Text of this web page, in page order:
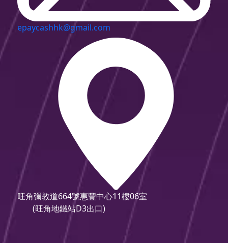
epaycashhk@gmail.com
旺角彌敦道664號惠豐中心11樓06室
(旺角地鐵站D3出口)